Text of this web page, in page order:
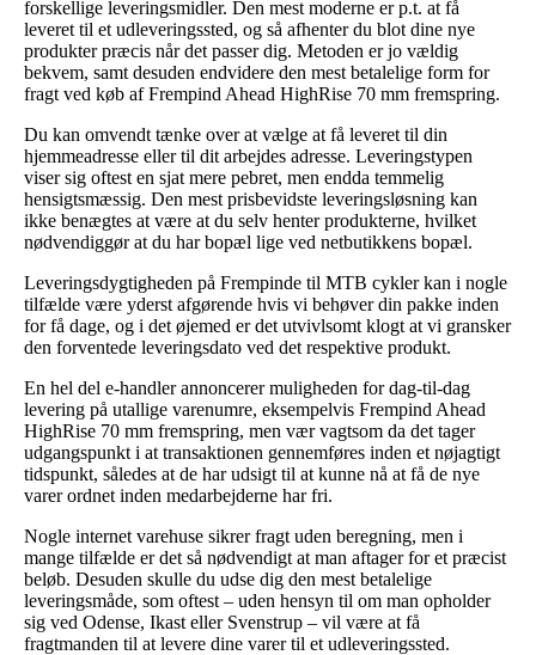
forskellige leveringsmidler. Den mest moderne er p.t. at få
leveret til et udleveringssted, og så afhenter du blot dine nye
produkter præcis når det passer dig. Metoden er jo vældig
bekvem, samt desuden endvidere den mest betalelige form for
fragt ved køb af Frempind Ahead HighRise 70 mm fremspring.
Du kan omvendt tænke over at vælge at få leveret til din
hjemmeadresse eller til dit arbejdes adresse. Leveringstypen
viser sig oftest en sjat mere pebret, men endda temmelig
hensigtsmæssig. Den mest prisbevidste leveringsløsning kan
ikke benægtes at være at du selv henter produkterne, hvilket
nødvendiggør at du har bopæl lige ved netbutikkens bopæl.
Leveringsdygtigheden på Frempinde til MTB cykler kan i nogle
tilfælde være yderst afgørende hvis vi behøver din pakke inden
for få dage, og i det øjemed er det utvivlsomt klogt at vi gransker
den forventede leveringsdato ved det respektive produkt.
En hel del e-handler annoncerer muligheden for dag-til-dag
levering på utallige varenumre, eksempelvis Frempind Ahead
HighRise 70 mm fremspring, men vær vagtsom da det tager
udgangspunkt i at transaktionen gennemføres inden et nøjagtigt
tidspunkt, således at de har udsigt til at kunne nå at få de nye
varer ordnet inden medarbejderne har fri.
Nogle internet varehuse sikrer fragt uden beregning, men i
mange tilfælde er det så nødvendigt at man aftager for et præcist
beløb. Desuden skulle du udse dig den mest betalelige
leveringsmåde, som oftest – uden hensyn til om man opholder
sig ved Odense, Ikast eller Svenstrup – vil være at få
fragtmanden til at levere dine varer til et udleveringssted.